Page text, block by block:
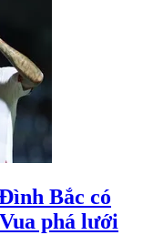
Bắc có
phá lưới